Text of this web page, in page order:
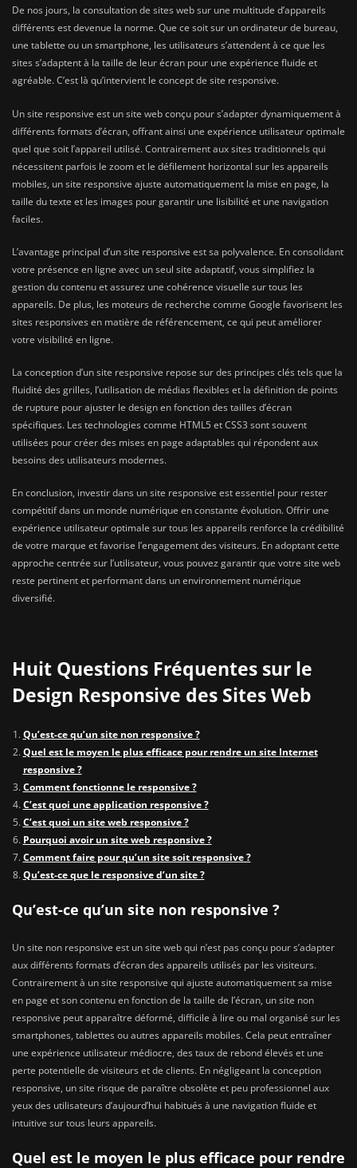
De nos jours, la consultation de sites web sur une multitude d’appareils
différents est devenue la norme. Que ce soit sur un ordinateur de bureau,
une tablette ou un smartphone, les utilisateurs s’attendent à ce que les
sites s’adaptent à la taille de leur écran pour une expérience fluide et
agréable. C’est là qu’intervient le concept de site responsive.
Un site responsive est un site web conçu pour s’adapter dynamiquement à
différents formats d’écran, offrant ainsi une expérience utilisateur optimale
quel que soit l’appareil utilisé. Contrairement aux sites traditionnels qui
nécessitent parfois le zoom et le défilement horizontal sur les appareils
mobiles, un site responsive ajuste automatiquement la mise en page, la
taille du texte et les images pour garantir une lisibilité et une navigation
faciles.
L’avantage principal d’un site responsive est sa polyvalence. En consolidant
votre présence en ligne avec un seul site adaptatif, vous simplifiez la
gestion du contenu et assurez une cohérence visuelle sur tous les
appareils. De plus, les moteurs de recherche comme Google favorisent les
sites responsives en matière de référencement, ce qui peut améliorer
votre visibilité en ligne.
La conception d’un site responsive repose sur des principes clés tels que la
fluidité des grilles, l’utilisation de médias flexibles et la définition de points
de rupture pour ajuster le design en fonction des tailles d’écran
spécifiques. Les technologies comme HTML5 et CSS3 sont souvent
utilisées pour créer des mises en page adaptables qui répondent aux
besoins des utilisateurs modernes.
En conclusion, investir dans un site responsive est essentiel pour rester
compétitif dans un monde numérique en constante évolution. Offrir une
expérience utilisateur optimale sur tous les appareils renforce la crédibilité
de votre marque et favorise l’engagement des visiteurs. En adoptant cette
approche centrée sur l’utilisateur, vous pouvez garantir que votre site web
reste pertinent et performant dans un environnement numérique
diversifié.
Huit Questions Fréquentes sur le
Design Responsive des Sites Web
Qu’est-ce qu’un site non responsive ?
Quel est le moyen le plus efficace pour rendre un site Internet
responsive ?
Comment fonctionne le responsive ?
C’est quoi une application responsive ?
C’est quoi un site web responsive ?
Pourquoi avoir un site web responsive ?
Comment faire pour qu’un site soit responsive ?
Qu’est-ce que le responsive d’un site ?
Qu’est-ce qu’un site non responsive ?
Un site non responsive est un site web qui n’est pas conçu pour s’adapter
aux différents formats d’écran des appareils utilisés par les visiteurs.
Contrairement à un site responsive qui ajuste automatiquement sa mise
en page et son contenu en fonction de la taille de l’écran, un site non
responsive peut apparaître déformé, difficile à lire ou mal organisé sur les
smartphones, tablettes ou autres appareils mobiles. Cela peut entraîner
une expérience utilisateur médiocre, des taux de rebond élevés et une
perte potentielle de visiteurs et de clients. En négligeant la conception
responsive, un site risque de paraître obsolète et peu professionnel aux
yeux des utilisateurs d’aujourd’hui habitués à une navigation fluide et
intuitive sur tous leurs appareils.
Quel est le moyen le plus efficace pour rendre